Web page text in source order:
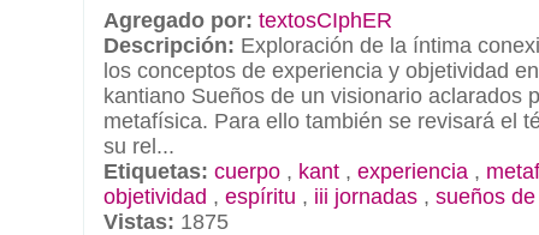
Agregado por: textosCIphER
Descripción: Exploración de la íntima
los conceptos de experiencia y objetividad
kantiano Sueños de un visionario aclarados
metafísica. Para ello también se revisará el
su rel...
Etiquetas: cuerpo , kant , experiencia ,
objetividad , espíritu , iii jornadas , sueños
Vistas: 1875